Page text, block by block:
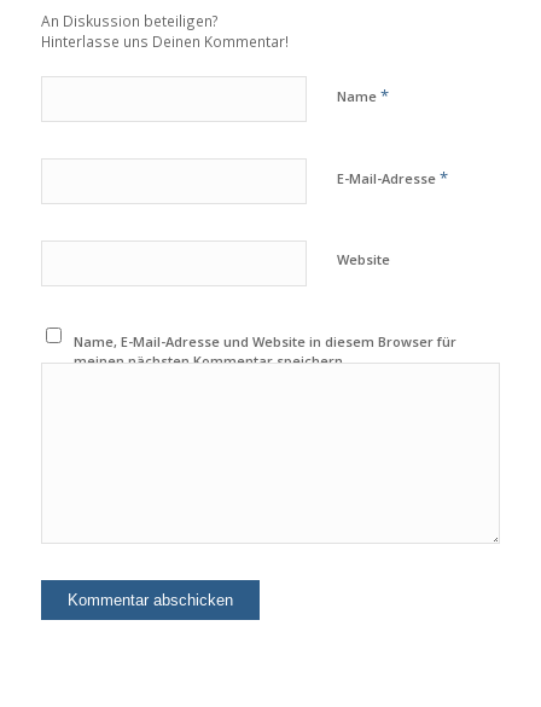
An Diskussion beteiligen?
Hinterlasse uns Deinen Kommentar!
Name *
E-Mail-Adresse *
Website
Name, E-Mail-Adresse und Website in diesem Browser für
meinen nächsten Kommentar speichern.